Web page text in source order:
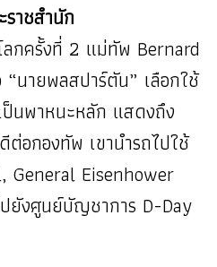
าชสำนัก
กครั้งที่ 2 แม่ทัพ Bernard
นายพลสปาร์ตัน” เลือกใช้
นพาหนะหลัก แสดงถึง
อกองทัพ เขานำรถไปใช้
Eisenhower
ยังศูนย์บัญชาการ D-Day